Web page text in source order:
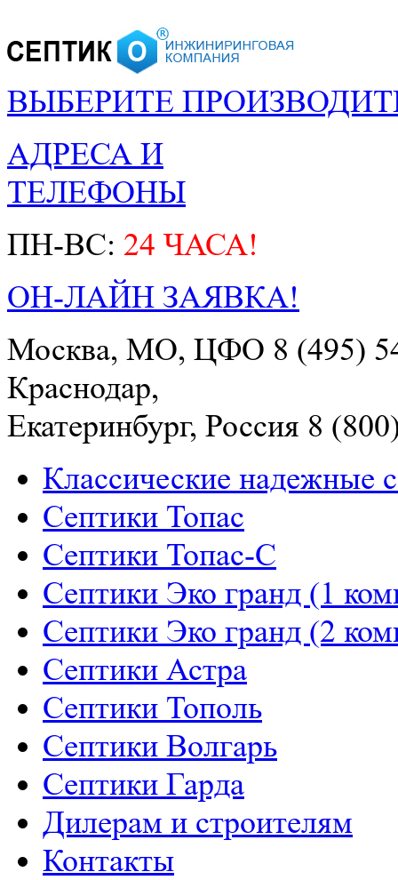
ВЫБЕРИТЕ
АДРЕСА И
ТЕЛЕФОНЫ
ПН-ВС: 24 ЧАСА!
ОН-ЛАЙН ЗАЯВКА!
Москва, МО, ЦФО 8 (495)
Краснодар,
Екатеринбург, Россия 8
Классические надежные
Септики Топас
Септики Топас-С
Септики Эко гранд (1
Септики Эко гранд (2
Септики Астра
Септики Тополь
Септики Волгарь
Септики Гарда
Дилерам и строителям
Контакты